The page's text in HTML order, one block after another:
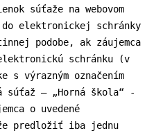
súťaže na webovom
elektronickej schránky
podobe, ak záujemca
schránku (v
s výrazným označením
súťaž – „Horná škola“ -
o uvedené
predložiť iba jednu